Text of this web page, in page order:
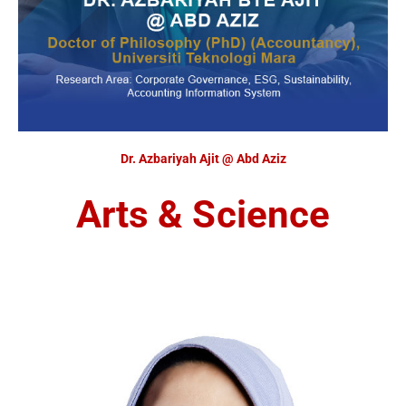
Dr. Azbariyah Ajit @ Abd Aziz
Arts & Science